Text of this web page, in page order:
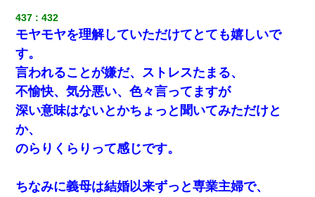
居酒屋にて。兄の紹介者「お酒飲みなって」私「未成年なので無
理です！」酷すぎるワードの連発で、耐えきれず店員に5千円を渡
し「お勘定です。逃がして下さい」その後、録音内容を父に聞か
せたら...
【身体で払わせて】女友達「ごめん、何も言わずにお金貸してく
ださい……」俺「いいよ！いくら？」女友達「10万円ぐら
い……」俺「ほい！10万！」→
子供の頃、母の弟にイタズラされてて中学に入ってから関係を持
437 432
モヤモヤを理解していただけてとても嬉しいで
す。
言われることが嫌だ、ストレスたまる、
不愉快、気分悪い、色々言ってますが
深い意味はないとかちょっと聞いてみただけと
か、
のらりくらりって感じです。
ちなみに義母は結婚以来ずっと専業主婦で、